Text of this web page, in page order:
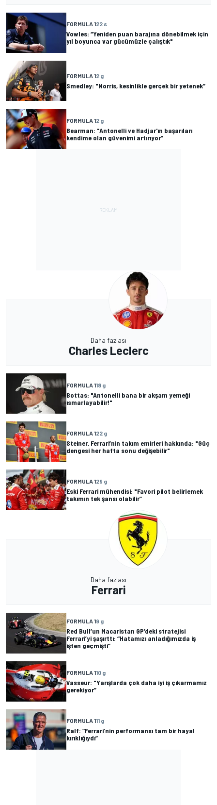
FORMULA 122 s
Vowles: “Yeniden puan barajına dönebilmek için
yıl boyunca var gücümüzle çalıştık"
FORMULA 12 g
Smedley: "Norris, kesinlikle gerçek bir yetenek”
FORMULA 12 g
Bearman: "Antonelli ve Hadjar'ın başarıları
kendime olan güvenimi artırıyor"
Daha fazlası
Charles Leclerc
FORMULA 118 g
Bottas: "Antonelli bana bir akşam yemeği
ısmarlayabilir!"
FORMULA 122 g
Steiner, Ferrari’nin takım emirleri hakkında: "Güç
dengesi her hafta sonu değişebilir"
FORMULA 129 g
Eski Ferrari mühendisi: "Favori pilot belirlemek
takımın tek şansı olabilir”
Daha fazlası
Ferrari
FORMULA 19 g
Red Bull’un Macaristan GP’deki stratejisi
Ferrari’yi şaşırttı: “Hatamızı anladığımızda iş
işten geçmişti”
FORMULA 110 g
Vasseur: "Yarışlarda çok daha iyi iş çıkarmamız
gerekiyor”
FORMULA 111 g
Ralf: “Ferrari’nin performansı tam bir hayal
kırıklığıydı”